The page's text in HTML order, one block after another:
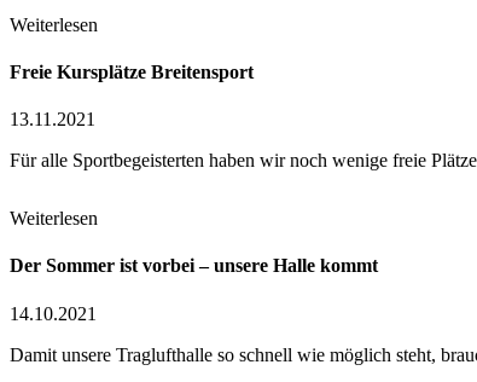
Weiterlesen
Freie Kursplätze Breitensport
13.11.2021
Für alle Sportbegeisterten haben wir noch wenige freie
Weiterlesen
Der Sommer ist vorbei – unsere Halle kommt
14.10.2021
Damit unsere Traglufthalle so schnell wie möglich steht,